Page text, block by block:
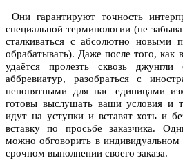
Они гарантируют точность
специальной терминологии (не
сталкиваться с абсолютно новыми
обрабатывать). Даже после того, как
удаётся пролезть сквозь джунгли
аббревиатур, разобраться с
непонятными для нас единицами
готовы выслушать ваши условия и
идут на уступки и вставят хоть и
вставку по просьбе заказчика.
можно обговорить в индивидуальном
срочном выполнении своего заказа.